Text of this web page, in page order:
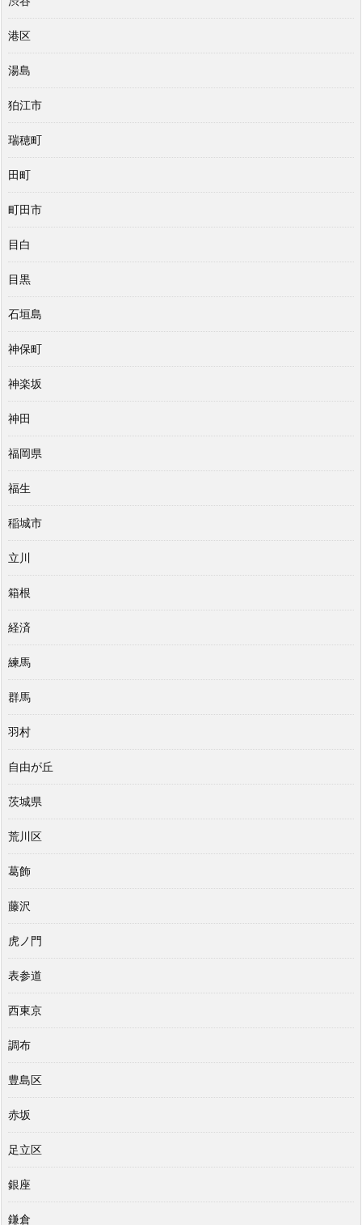
港区
湯島
狛江市
瑞穂町
田町
町田市
目白
目黒
石垣島
神保町
神楽坂
神田
福岡県
福生
稲城市
立川
箱根
経済
練馬
群馬
羽村
自由が丘
茨城県
荒川区
葛飾
藤沢
虎ノ門
表参道
西東京
調布
豊島区
赤坂
足立区
銀座
鎌倉